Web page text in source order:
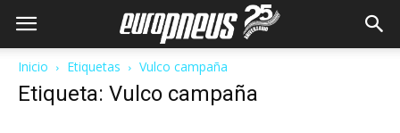
Inicio Etiquetas Vulco campaña
Etiqueta: Vulco campaña